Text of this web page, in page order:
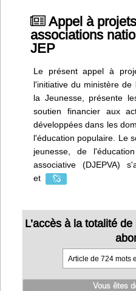
Nous contacter
Appel à
associations
JEP
Le présent appel à
l'initiative du ministère
la Jeunesse, présente
soutien financier aux
développées dans les
l'éducation populaire. Le
jeunesse, de
associative (DJEPVA)
et
L’accès à la totalité
Article de 724 mots
Vous êtes